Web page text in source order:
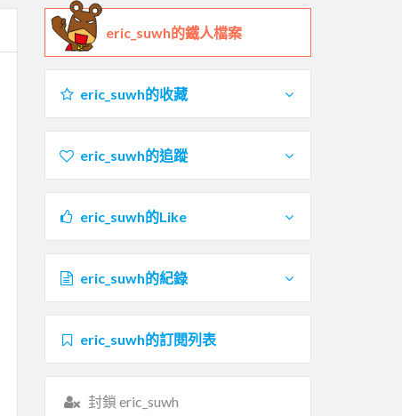
eric_suwh的鐵人檔案
eric_suwh的收藏
eric_suwh的追蹤
eric_suwh的Like
eric_suwh的紀錄
eric_suwh的訂閱列表
封鎖 eric_suwh